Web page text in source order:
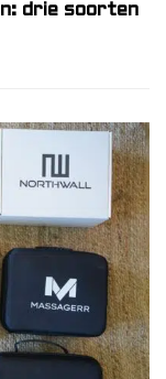
drie soorten